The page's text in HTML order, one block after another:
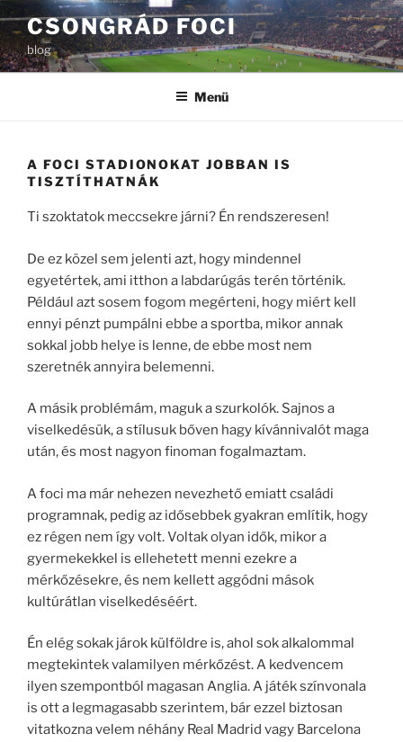
Tartalomhoz
CSONGRÁD FOCI
blog
Menü
A FOCI STADIONOKAT JOBBAN IS
TISZTÍTHATNÁK
Ti szoktatok meccsekre járni? Én rendszeresen!
De ez közel sem jelenti azt, hogy mindennel
egyetértek, ami itthon a labdarúgás terén történik.
Például azt sosem fogom megérteni, hogy miért kell
ennyi pénzt pumpálni ebbe a sportba, mikor annak
sokkal jobb helye is lenne, de ebbe most nem
szeretnék annyira belemenni.
A másik problémám, maguk a szurkolók. Sajnos a
viselkedésük, a stílusuk bőven hagy kívánnivalót maga
után, és most nagyon finoman fogalmaztam.
A foci ma már nehezen nevezhető emiatt családi
programnak, pedig az idősebbek gyakran említik, hogy
ez régen nem így volt. Voltak olyan idők, mikor a
gyermekekkel is ellehetett menni ezekre a
mérkőzésekre, és nem kellett aggódni mások
kultúrátlan viselkedéséért.
Én elég sokak járok külföldre is, ahol sok alkalommal
megtekintek valamilyen mérkőzést. A kedvencem
ilyen szempontból magasan Anglia. A játék színvonala
is ott a legmagasabb szerintem, bár ezzel biztosan
vitatkozna velem néhány Real Madrid vagy Barcelona